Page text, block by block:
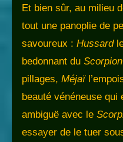
Et bien sûr, au milieu
tout une panoplie de
savoureux : Hussard
bedonnant du Scorpion
pillages, Méjaï
beauté vénéneuse qui
ambiguë avec le
essayer de le tuer